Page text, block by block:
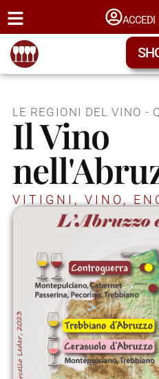
ACCEDI
LE REGIONI DEL VINO -
Il Vino
VITIGNI, VINO,